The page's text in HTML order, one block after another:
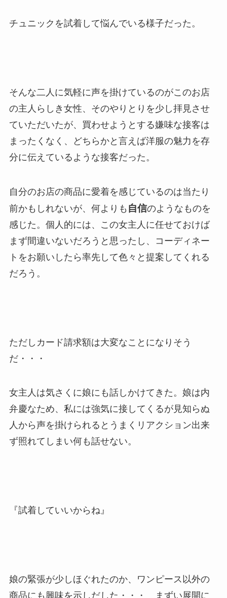
チュニックを試着して悩んでいる様子だった。
そんな二人に気軽に声を掛けているのがこのお店
の主人らしき女性、そのやりとりを少し拝見させ
ていただいたが、買わせようとする嫌味な接客は
まったくなく、どちらかと言えば洋服の魅力を存
分に伝えているような接客だった。
自分のお店の商品に愛着を感じているのは当たり
前かもしれないが、何よりも 自信のようなものを
感じた。個人的には、この女主人に任せておけば
まず間違いないだろうと思ったし、コーディネー
トをお願いしたら率先して色々と提案してくれる
だろう。
ただしカード請求額は大変なことになりそう
だ・・・
女主人は気さくに娘にも話しかけてきた。娘は内
弁慶なため、私には強気に接してくるが見知らぬ
人から声を掛けられるとうまくリアクション出来
ず照れてしまい何も話せない。
『試着していいからね』
娘の緊張が少しほぐれたのか、ワンピース以外の
商品にも興味を示しだした・・・ まずい展開に